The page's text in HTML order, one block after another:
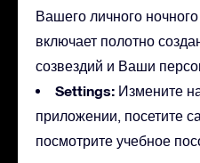
Вашего личного
включает полотно
созвездий и Ваши
Settings: Измените
приложении, посетите
посмотрите учебное